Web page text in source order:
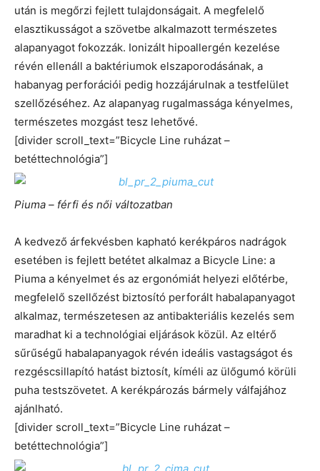
után is megőrzi fejlett tulajdonságait. A megfelelő
elasztikusságot a szövetbe alkalmazott természetes
alapanyagot fokozzák. Ionizált hipoallergén kezelése
révén ellenáll a baktériumok elszaporodásának, a
habanyag perforációi pedig hozzájárulnak a testfelület
szellőzéséhez. Az alapanyag rugalmassága kényelmes,
természetes mozgást tesz lehetővé.
[divider scroll_text=”Bicycle Line ruházat –
betéttechnológia”]
Piuma – férfi és női változatban
A kedvező árfekvésben kapható kerékpáros nadrágok
esetében is fejlett betétet alkalmaz a Bicycle Line: a
Piuma a kényelmet és az ergonómiát helyezi előtérbe,
megfelelő szellőzést biztosító perforált habalapanyagot
alkalmaz, természetesen az antibakteriális kezelés sem
maradhat ki a technológiai eljárások közül. Az eltérő
sűrűségű habalapanyagok révén ideális vastagságot és
rezgéscsillapító hatást biztosít, kíméli az ülőgumó körüli
puha testszövetet. A kerékpározás bármely válfajához
ajánlható.
[divider scroll_text=”Bicycle Line ruházat –
betéttechnológia”]